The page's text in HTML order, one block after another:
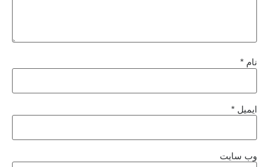
نام *
ایمیل *
وب‌ سایت